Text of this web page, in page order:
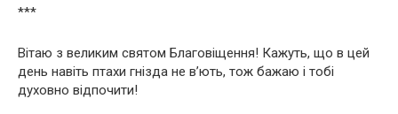
***
Вітаю з великим святом Благовіщення! Кажуть, що в цей
день навіть птахи гнізда не в’ють, тож бажаю і тобі
духовно відпочити!